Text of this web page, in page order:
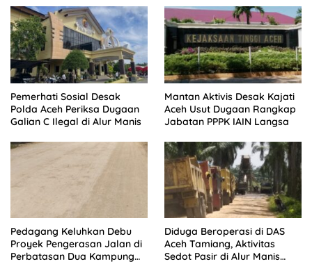
Pemerhati Sosial Desak
Polda Aceh Periksa Dugaan
Galian C Ilegal di Alur Manis
Mantan Aktivis Desak Kajati
Aceh Usut Dugaan Rangkap
Jabatan PPPK IAIN Langsa
Pedagang Keluhkan Debu
Proyek Pengerasan Jalan di
Perbatasan Dua Kampung
Diduga Beroperasi di DAS
Aceh Tamiang, Aktivitas
Sedot Pasir di Alur Manis